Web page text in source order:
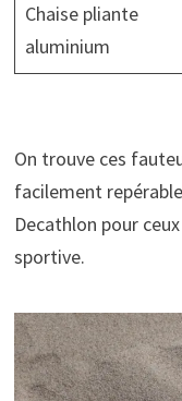
Chaise pliante
aluminium
On trouve ces
facilement
Decathlon pour
sportive.